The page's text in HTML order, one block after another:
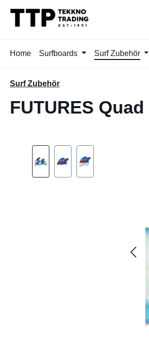
Zur Hauptnavigation
Home Surfboards Surf Zubehör
Surf Zubehör
FUTURES